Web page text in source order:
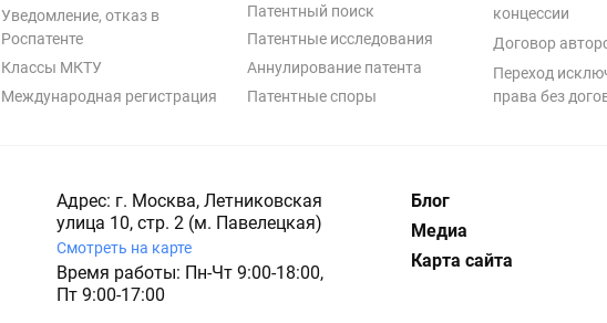
Уведомление, отказ в
Роспатенте
Классы МКТУ
Международная регистрация
Патентный поиск
Патентные исследования
Аннулирование патента
Патентные споры
концессии
Договор
Переход
права без
Адрес: г. Москва, Летниковская
улица 10, стр. 2 (м. Павелецкая)
Смотреть на карте
Время работы: Пн-Чт 9:00-18:00,
Пт 9:00-17:00
Блог
Медиа
Карта сайта